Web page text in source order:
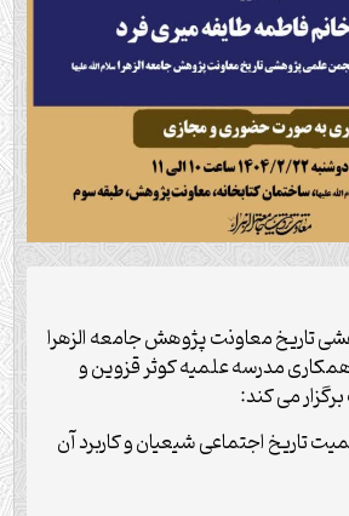
تاریخ معاونت پژوهش جامعه الزهرا
همکاری مدرسه علمیه کوثر قزوین و
می کند:
اجتماعی شیعیان و کاربرد آن